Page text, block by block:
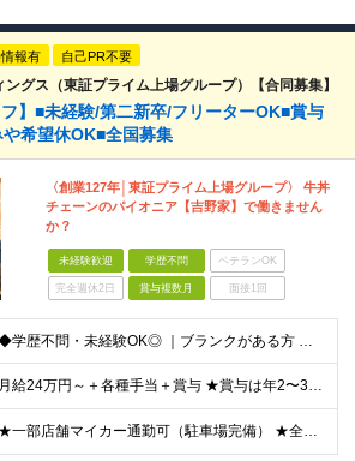
報有 自己PR不要
グス（東証プライム上場グループ）【合同募集】
フ】■未経験/第二新卒/フリーターOK■賞与
希望休OK■全国募集
〈創業127年│東証プライム上場グループ〉 牛丼
チェーンのパイオニア【吉野家】で働きません
か？
未経験歓迎 学歴不問 ベテランOK
完全週休2日 賞与複数月 面接1回
◆学歴不問・未経験OK◎ ｜ブランクがある方 ｜転職回数が気になる方 ｜飲食業界にチャレンジしたい方 ｜副業OK どんな方も大歓迎！「やってみたい」という気持ちがあればOKです◎
月給24万円～＋各種手当＋賞与 ★賞与は年2〜3回支給 （7月・12月の年2回＋会社業績により2月に決算賞与あり） ★家賃1万円の格安寮や70%オフの食事補助により、毎月の支出を大幅に抑えられます。
★一部店舗マイカー通勤可（駐車場完備） ★全国の各店舗で募集中！続々出店予定！ ■首都圏エリア 埼玉、千葉、東京、神奈川、山梨 ■北日本エリア 北海道、青森、岩手、宮城、秋田、山形、福島、茨城、栃